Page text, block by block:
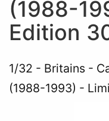
(1988-
Edition
1/32
Britains -
(1988-1993) -